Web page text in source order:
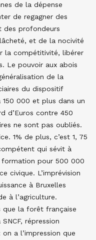
de la dépense
de regagner des
des profondeurs
et de la nocivité
la compétitivité, libérer
Le pouvoir aux abois
de la
du dispositif
000 et plus dans un
d’Euros contre 450
ne sont pas oubliés.
1% de plus, c’est 1, 75
qui sévit à
formation pour 500 000
civique. L’imprévision
à Bruxelles
à l’agriculture.
la forêt française
répression
a l’impression que